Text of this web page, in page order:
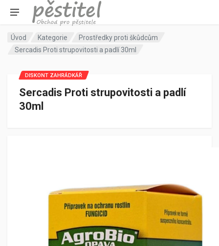
Úvod Kategorie
Prostředky proti škůdcům
Sercadis Proti strupovitosti a padlí 30ml
Sercadis Proti strupovitosti a padlí
30ml
DISKONT ZAHRÁDKÁŘ